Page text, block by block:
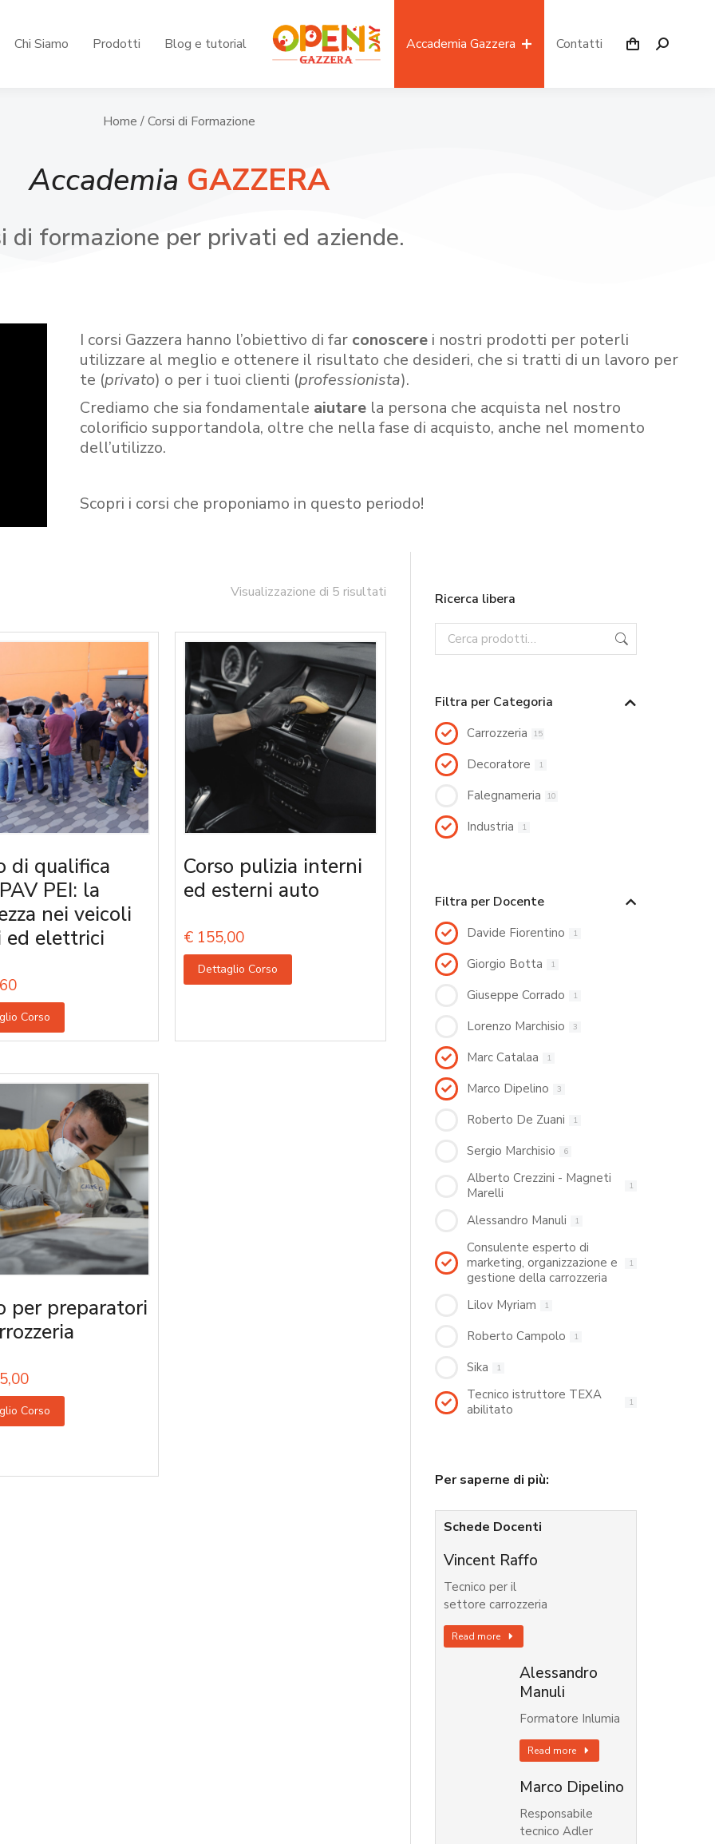
Chi Siamo Prodotti Blog e tutorial Accademia Gazzera Contatti
Home / Corsi di Formazione
Accademia GAZZERA
di formazione per privati ed aziende.
I corsi Gazzera hanno l’obiettivo di far conoscerei nostri prodotti per poterli
utilizzare al meglio e ottenere il risultato che desideri, che si tratti di un lavoro per
te (privato) o per i tuoi clienti (professionista).
Crediamo che sia fondamentale aiutare la persona che acquista nel nostro
colorificio supportandola, oltre che nella fase di acquisto, anche nel momento
dell’utilizzo.
Scopri i corsi che proponiamo in questo periodo!
Visualizzazione di 5 risultati
di qualifica
PEI: la
nei veicoli
ed elettrici
Corso
Corso pulizia interni
ed esterni auto
€ 155,00
Dettaglio Corso
per preparatori
Corso
Ricerca libera
Filtra per Categoria
Carrozzeria 15
Decoratore 1
Falegnameria 10
Industria 1
Filtra per Docente
Davide Fiorentino 1
Giorgio Botta 1
Giuseppe Corrado 1
Lorenzo Marchisio 3
Marc Catalaa 1
Marco Dipelino 3
Roberto De Zuani 1
Sergio Marchisio 6
Alberto Crezzini - Magneti
Marelli
1
Alessandro Manuli 1
Consulente esperto di
marketing, organizzazione e
gestione della carrozzeria
1
Lilov Myriam 1
Roberto Campolo 1
Sika 1
Tecnico istruttore TEXA
abilitato
1
Per saperne di più:
Schede Docenti
Vincent Raffo
Tecnico per il
settore carrozzeria
Read more
Alessandro
Manuli
Formatore Inlumia
Read more
Marco Dipelino
Responsabile
tecnico Adler